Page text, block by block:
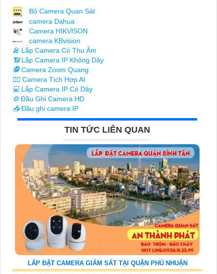
Bộ Camera Quan Sát
camera Dahua
Camera HIKVISON
camera KBvision
️🎤️ Lắp Camera Có Thu Âm
📶Lắp Camera IP Không Dây
🕵️Camera Zoom Quang
🧛‍♀️ Camera Tích Hợp AI
💻 Lắp Camera IP Có Dây
⚙️ Đầu Ghi Camera HD
📥Đầu ghi camera IP
TIN TỨC LIÊN QUAN
LẮP ĐẶT CAMERA GIÁM SÁT TẠI QUẬN PHÚ NHUẬN